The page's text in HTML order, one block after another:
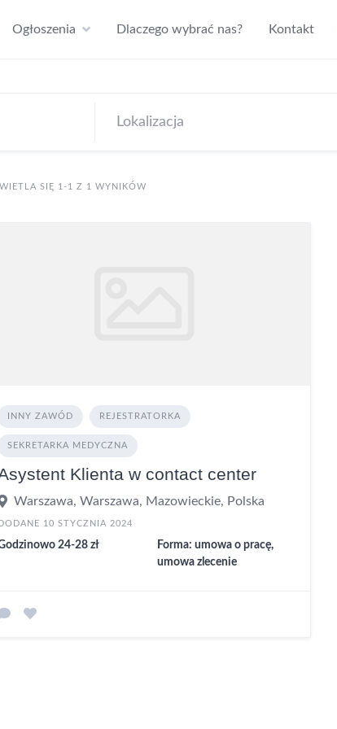
Ogłoszenia Dlaczego wybrać nas? Kontakt
SIĘ 1-1 Z 1 WYNIKÓW
INNY ZAWÓD REJESTRATORKA
SEKRETARKA MEDYCZNA
Klienta w contact center
Warszawa, Warszawa, Mazowieckie, Polska
DODANE 10 STYCZNIA 2024
24-28 zł
Forma: umowa o pracę,
umowa zlecenie